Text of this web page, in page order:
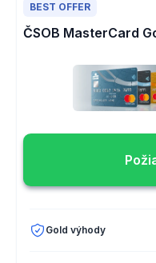
BEST OFFER
ČSOB MasterCard
Gold výhody